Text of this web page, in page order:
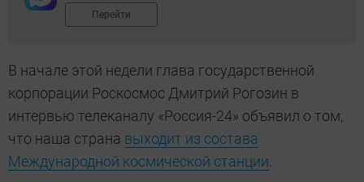
Перейти
В начале этой недели глава государственной
корпорации Роскосмос Дмитрий Рогозин в
интервью телеканалу «Россия-24» объявил о том,
что наша страна выходит из состава
Международной космической станции